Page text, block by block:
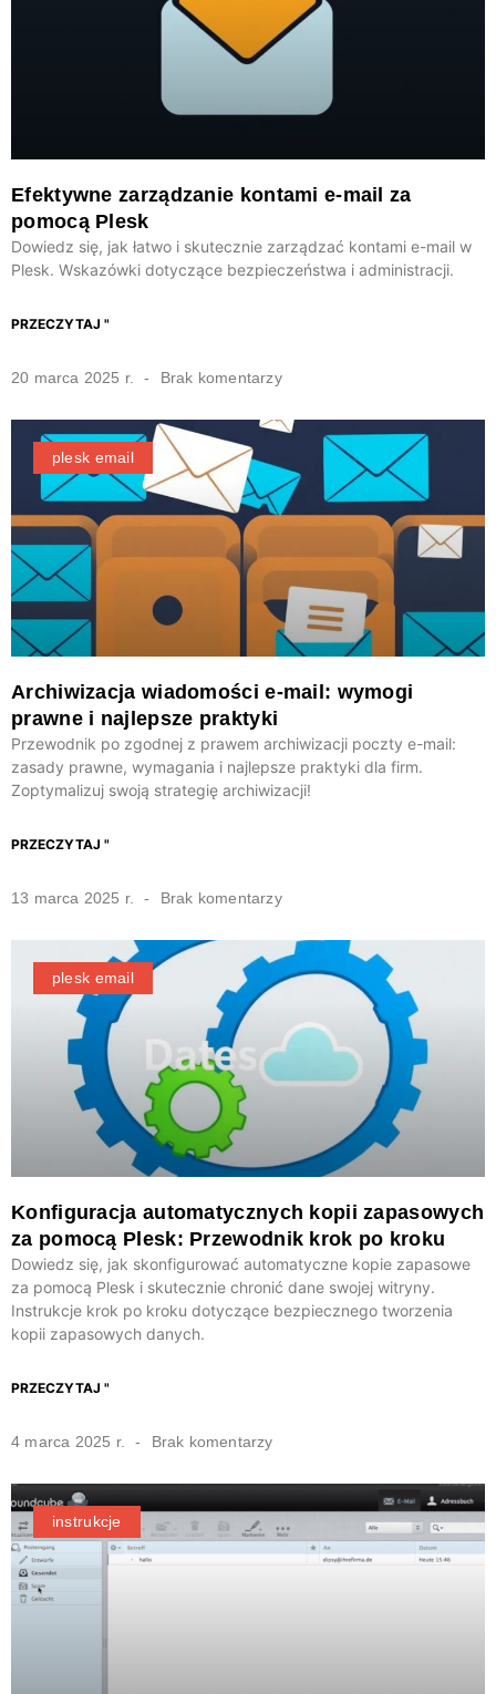
Efektywne zarządzanie kontami e-mail za
pomocą Plesk
Dowiedz się, jak łatwo i skutecznie zarządzać kontami e-mail w
Plesk. Wskazówki dotyczące bezpieczeństwa i administracji.
PRZECZYTAJ "
20 marca 2025 r. Brak komentarzy
plesk email
Archiwizacja wiadomości e-mail: wymogi
prawne i najlepsze praktyki
Przewodnik po zgodnej z prawem archiwizacji poczty e-mail:
zasady prawne, wymagania i najlepsze praktyki dla firm.
Zoptymalizuj swoją strategię archiwizacji!
PRZECZYTAJ "
13 marca 2025 r. Brak komentarzy
plesk email
Konfiguracja automatycznych kopii zapasowych
za pomocą Plesk: Przewodnik krok po kroku
Dowiedz się, jak skonfigurować automatyczne kopie zapasowe
za pomocą Plesk i skutecznie chronić dane swojej witryny.
Instrukcje krok po kroku dotyczące bezpiecznego tworzenia
kopii zapasowych danych.
PRZECZYTAJ "
4 marca 2025 r. Brak komentarzy
instrukcje